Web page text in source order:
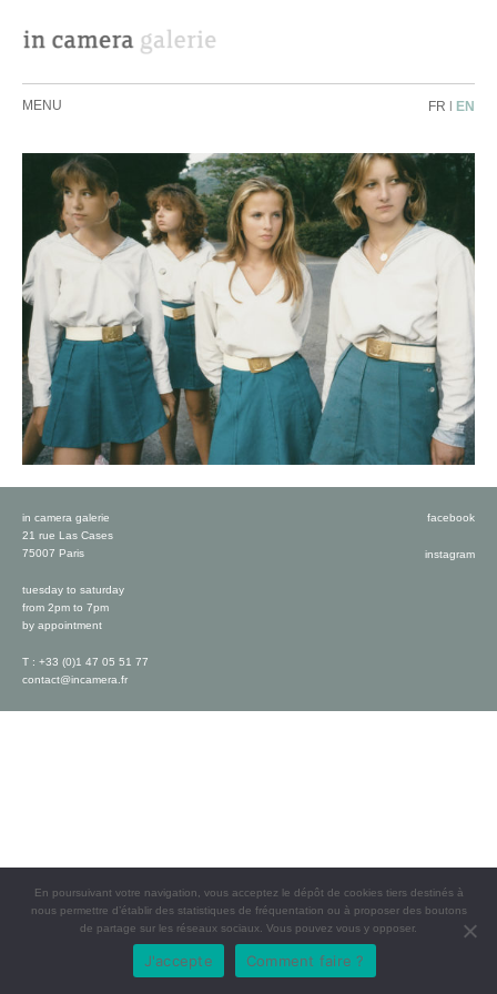
MENU FR | EN
in camera galerie
21 rue Las Cases
75007 Paris
tuesday to saturday
from 2pm to 7pm
by appointment
T : +33 (0)1 47 05 51 77
contact@incamera.fr
facebook
instagram
En poursuivant votre navigation, vous acceptez le dépôt de cookies tiers destinés à
nous permettre d’établir des statistiques de fréquentation ou à proposer des boutons
de partage sur les réseaux sociaux. Vous pouvez vous y opposer.
J'accepte Comment faire ?